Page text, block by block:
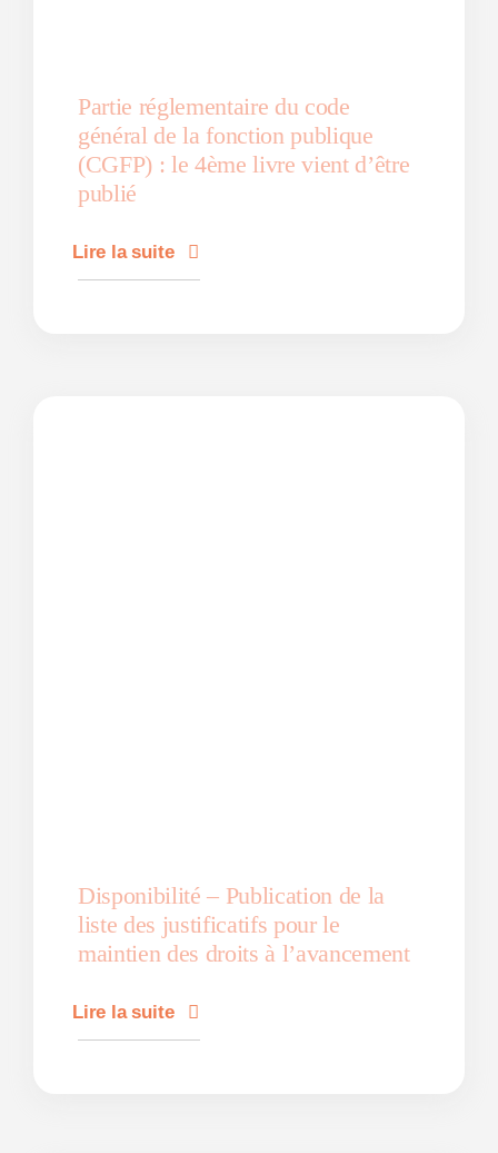
Partie réglementaire du code
général de la fonction publique
(CGFP) : le 4ème livre vient d’être
publié
Lire la suite
Disponibilité – Publication de la
liste des justificatifs pour le
maintien des droits à l’avancement
Lire la suite